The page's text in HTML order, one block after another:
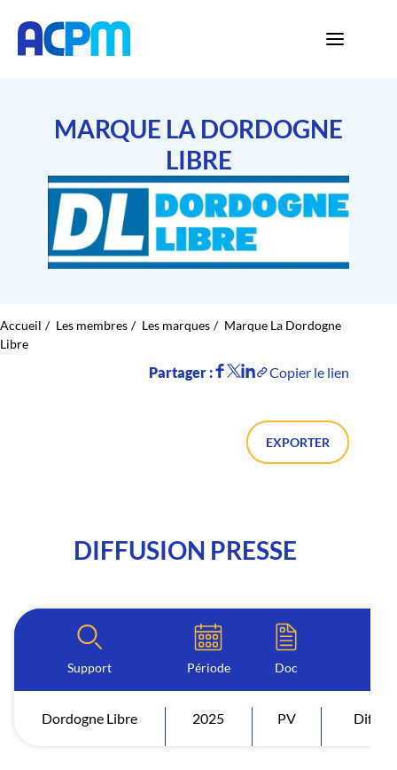
MARQUE LA DORDOGNE
LIBRE
Accueil Les membres Les marques
Marque La Dordogne
Libre
Partager : Copier le lien
EXPORTER
DIFFUSION PRESSE
Support Période Doc
Dordogne Libre 2025 PV